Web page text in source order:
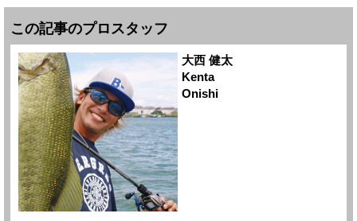
この記事のプロスタッフ
大西 健太
Kenta
Onishi